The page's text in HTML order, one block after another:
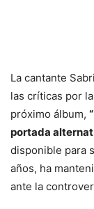
La cantante
las críticas por
próximo álbum,
portada
disponible para
años, ha
ante la